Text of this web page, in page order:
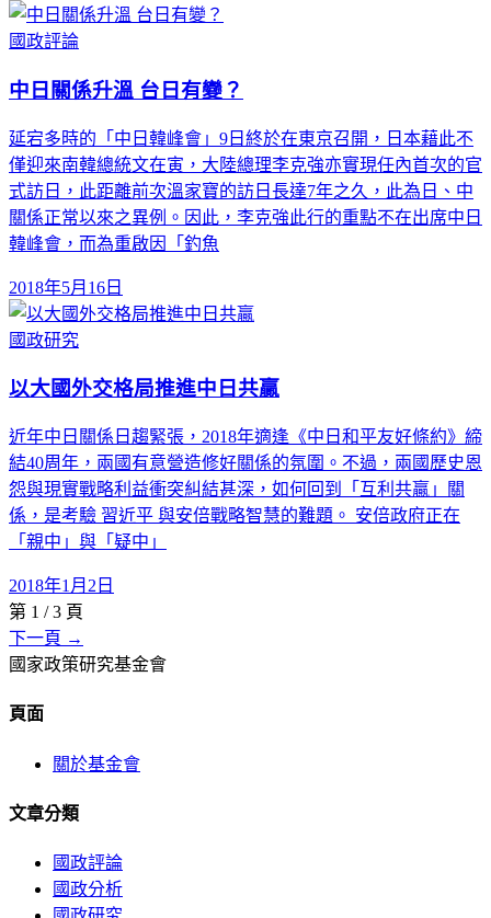
國政評論
中日關係升溫 台日有變？
延宕多時的「中日韓峰會」9日終於在東京召開，日本藉此不
僅迎來南韓總統文在寅，大陸總理李克強亦實現任內首次的官
式訪日，此距離前次溫家寶的訪日長達7年之久，此為日、中
關係正常以來之異例。因此，李克強此行的重點不在出席中日
韓峰會，而為重啟因「釣魚
2018年5月16日
國政研究
以大國外交格局推進中日共贏
近年中日關係日趨緊張，2018年適逢《中日和平友好條約》締
結40周年，兩國有意營造修好關係的氛圍。不過，兩國歷史恩
怨與現實戰略利益衝突糾結甚深，如何回到「互利共贏」關
係，是考驗 習近平 與安倍戰略智慧的難題。 安倍政府正在
「親中」與「疑中」
2018年1月2日
第 1 /3 頁
下一頁 →
國家政策研究基金會
頁面
關於基金會
文章分類
國政評論
國政分析